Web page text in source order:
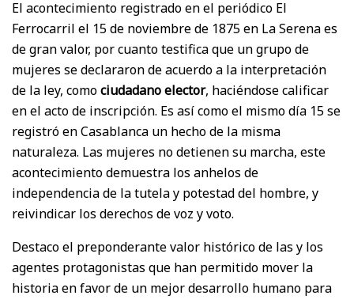
El acontecimiento registrado en el periódico El
Ferrocarril el 15 de noviembre de 1875 en La Serena es
de gran valor, por cuanto testifica que un grupo de
mujeres se declararon de acuerdo a la interpretación
de la ley, comociudadano elector, haciéndose calificar
en el acto de inscripción. Es así como el mismo día 15 se
registró en Casablanca un hecho de la misma
naturaleza. Las mujeres no detienen su marcha, este
acontecimiento demuestra los anhelos de
independencia de la tutela y potestad del hombre, y
reivindicar los derechos de voz y voto.
Destaco el preponderante valor histórico de las y los
agentes protagonistas que han permitido mover la
historia en favor de un mejor desarrollo humano para